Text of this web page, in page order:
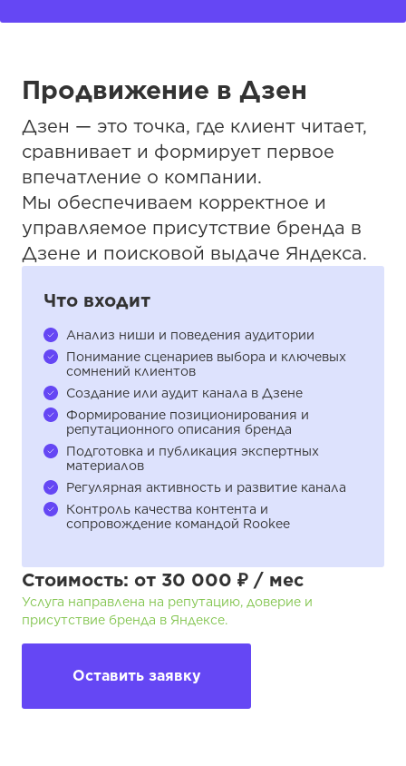
Продвижение в Дзен
Дзен — это точка, где клиент читает,
сравнивает и формирует первое
впечатление о компании.
Мы обеспечиваем корректное и
управляемое присутствие бренда в
Дзене и поисковой выдаче Яндекса.
Что входит
Анализ ниши и поведения аудитории
Понимание сценариев выбора и ключевых
сомнений клиентов
Создание или аудит канала в Дзене
Формирование позиционирования и
репутационного описания бренда
Подготовка и публикация экспертных
материалов
Регулярная активность и развитие канала
Контроль качества контента и
сопровождение командой Rookee
Стоимость: от 30 000 ₽ / мес
Услуга направлена на репутацию, доверие и
присутствие бренда в Яндексе.
Оставить заявку